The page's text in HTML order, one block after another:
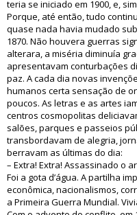
teria se iniciado em 1900, e,
Porque, até então, tudo
quase nada havia mudado
1870. Não houvera guerras
alterara, a miséria diminuía
apresentavam conturbações
paz. A cada dia novas
humanos certa sensação de
poucos. As letras e as artes
centros cosmopolitas
salões, parques e passeios
transbordavam de alegria,
berravam as últimas do dia:
– Extra! Extra! Assassinado o
Foi a gota d’água. A partilha
econômica, nacionalismos,
a Primeira Guerra Mundial.